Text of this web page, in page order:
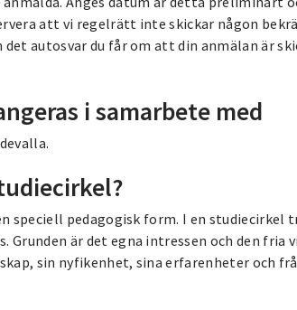
att vi regelrätt inte skickar någon
det autosvar du får om att din anmälan är
i samarbete med
speciell pedagogisk form. I en
Grunden är det egna intressen och den fria
sin nyfikenhet, sina erfarenheter och